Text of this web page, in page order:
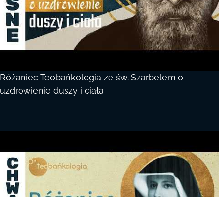
Różaniec Teobańkologia ze św. Szarbelem o
uzdrowienie duszy i ciała